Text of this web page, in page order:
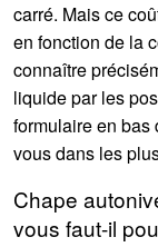
carré. Mais ce
en fonction de la
connaître
liquide par les
formulaire en bas
vous dans les
Chape
vous faut-il